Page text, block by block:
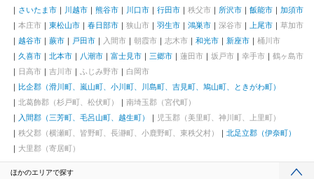
さいたま市 川越市 熊谷市 川口市 行田市 秩父市 所沢市 飯能市
加須市
本庄市
東松山市 春日部市 狭山市 羽生市 鴻巣市 深谷市 上尾市
草加市
越谷市
蕨市 戸田市 入間市 朝霞市 志木市 和光市 新座市
桶川市
久喜市
北本市 八潮市 富士見市 三郷市 蓮田市 坂戸市 幸手市
鶴ヶ島市
日高市
吉川市 ふじみ野市
白岡市
比企郡（滑川町、嵐山町、小川町、川島町、吉見町、鳩山町、ときがわ町）
北葛飾郡（杉戸町、松伏町）
南埼玉郡（宮代町）
入間郡（三芳町、毛呂山町、越生町）
児玉郡（美里町、神川町、上里町）
秩父郡（横瀬町、皆野町、長瀞町、小鹿野町、東秩父村）
北足立郡（伊奈町）
大里郡（寄居町）
ほかのエリアで探す